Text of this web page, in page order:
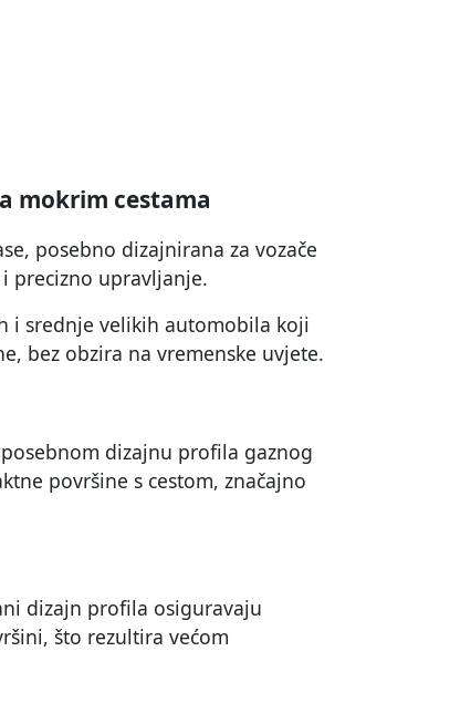
mokrim cestama
posebno dizajnirana za vozače
precizno upravljanje.
i srednje velikih automobila koji
bez obzira na vremenske uvjete.
dizajnu profila gaznog
površine s cestom, značajno
dizajn profila osiguravaju
što rezultira većom